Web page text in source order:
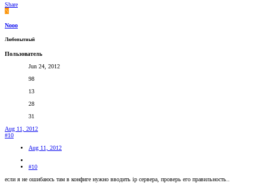
Share
N
Nooo
Любопытный
Пользователь
Jun 24, 2012
98
13
28
31
Aug 11, 2012
#10
Aug 11, 2012
#10
если я не ошибаюсь там в конфиге нужно вводить ip сервера, проверь его правильность..